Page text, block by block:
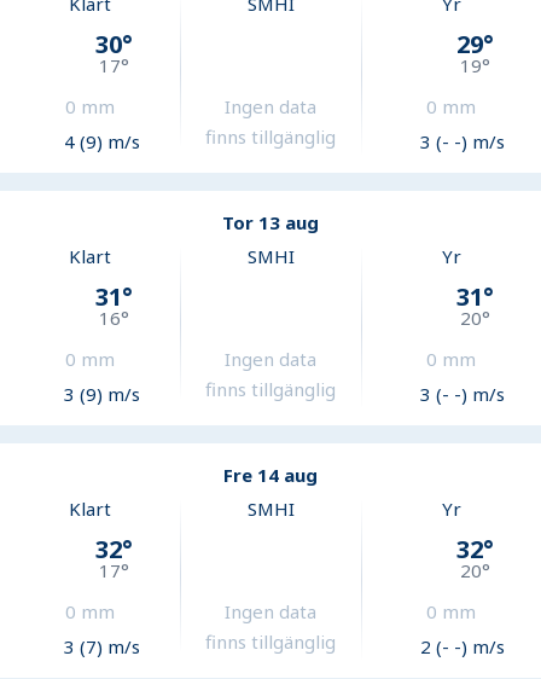
30°
17°
0 mm
4 (9) m/s
Ingen data
finns tillgänglig
29°
19°
0 mm
3 (- -) m/s
Tor 13 aug
Klart
31°
16°
0 mm
3 (9) m/s
SMHI
Ingen data
finns tillgänglig
Yr
31°
20°
0 mm
3 (- -) m/s
Fre 14 aug
Klart
32°
17°
0 mm
3 (7) m/s
SMHI
Ingen data
finns tillgänglig
Yr
32°
20°
0 mm
2 (- -) m/s